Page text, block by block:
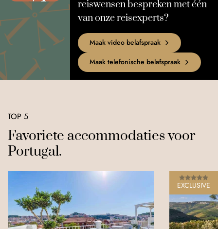
reiswensen bespreken met één
van onze reisexperts?
Maak video belafspraak
Maak telefonische belafspraak
TOP 5
Favoriete accommodaties voor
Portugal.
EXCLUSIVE